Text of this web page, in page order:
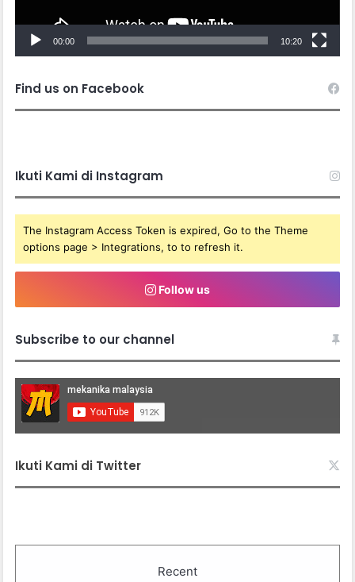
00:00 10:20
Find us on Facebook
Ikuti Kami di Instagram
The Instagram Access Token is expired, Go to the Theme
options page > Integrations, to to refresh it.
Follow us
Subscribe to our channel
Ikuti Kami di Twitter
Recent